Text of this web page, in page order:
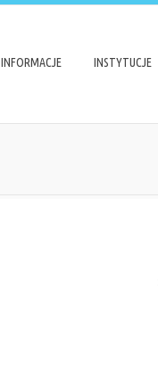
INFORMACJE INSTYTUCJE